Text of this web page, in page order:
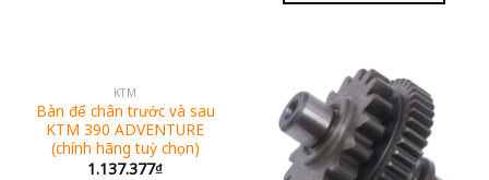
KTM
Bàn để chân trước và sau
KTM 390 ADVENTURE
(chính hãng tuỳ chọn)
1.137.377₫